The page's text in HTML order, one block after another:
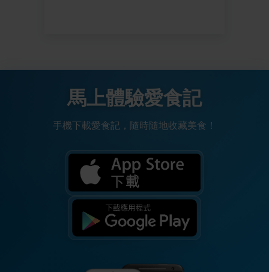
馬上體驗愛食記
手機下載愛食記，隨時隨地收藏美食！